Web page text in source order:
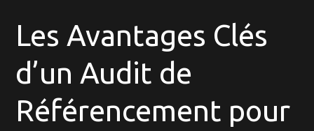
Les Avantages Clés
d’un Audit de
Référencement pour